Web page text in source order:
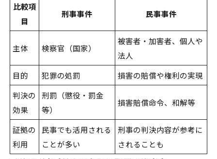
比較項
目
刑事事件 民事事件
主体 検察官（国家）
被害者・加害者、個人や
法人
目的
犯罪の処罰
損害の賠償や権利の実現
判決の
効果
刑罰（懲役・罰金
等）
損害賠償命令、和解等
証拠の
利用
民事でも活用される
ことが多い
刑事の判決内容が参考に
されることも